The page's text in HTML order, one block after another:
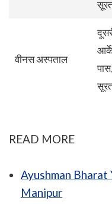
वीनस अस्पताल
READ MORE
Ayushman
Manipur